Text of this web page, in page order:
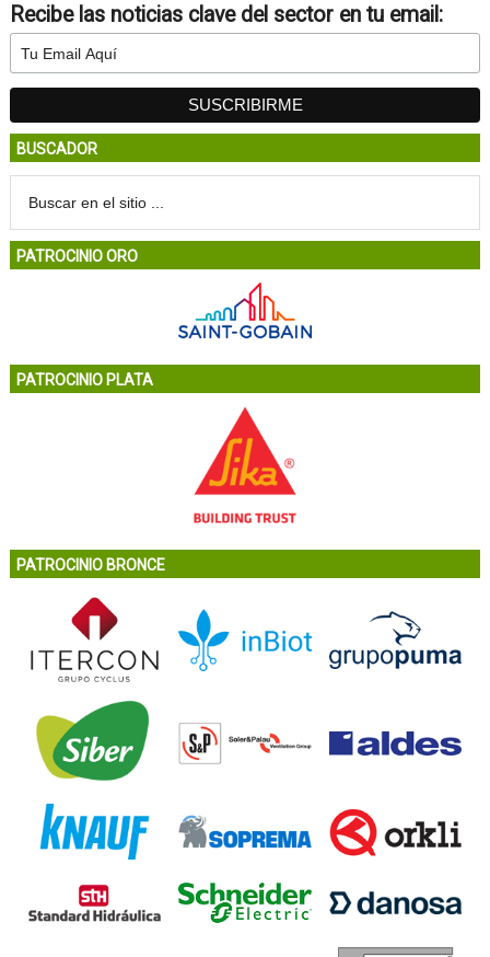
Recibe las noticias clave del sector en tu email:
BUSCADOR
PATROCINIO ORO
PATROCINIO PLATA
PATROCINIO BRONCE